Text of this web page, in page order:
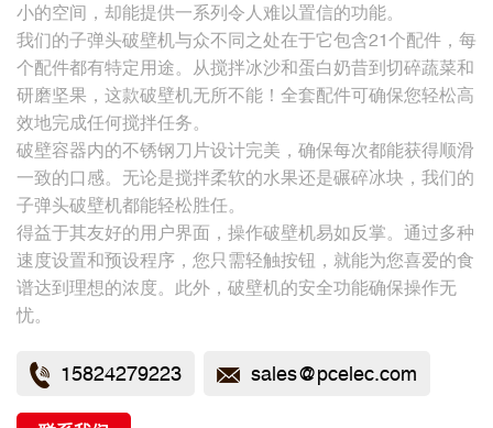
小的空间，却能提供一系列令人难以置信的功能。
我们的子弹头破壁机与众不同之处在于它包含21个配件，每
个配件都有特定用途。从搅拌冰沙和蛋白奶昔到切碎蔬菜和
研磨坚果，这款破壁机无所不能！全套配件可确保您轻松高
效地完成任何搅拌任务。
破壁容器内的不锈钢刀片设计完美，确保每次都能获得顺滑
一致的口感。无论是搅拌柔软的水果还是碾碎冰块，我们的
子弹头破壁机都能轻松胜任。
得益于其友好的用户界面，操作破壁机易如反掌。通过多种
速度设置和预设程序，您只需轻触按钮，就能为您喜爱的食
谱达到理想的浓度。此外，破壁机的安全功能确保操作无
忧。
清洗，省时省力。
15824279223 sales@pcelec.com